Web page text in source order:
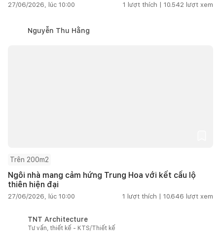
27/06/2026, lúc 10:00 1 lượt thích | 10.542 lượt xem
Nguyễn Thu Hằng
Trên 200m2
Ngôi nhà mang cảm hứng Trung Hoa với kết cấu lộ
thiên hiện đại
27/06/2026, lúc 10:00 1 lượt thích | 10.646 lượt xem
TNT Architecture
Tư vấn, thiết kế - KTS/Thiết kế